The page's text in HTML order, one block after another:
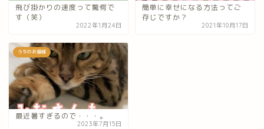
飛び掛かりの速度って驚愕で
す（笑）
2022年1月24日
簡単に幸せになる方法ってご
存じですか？
2021年10月17日
うちのお猫様
最近暑すぎるので・・・。
2023年7月15日